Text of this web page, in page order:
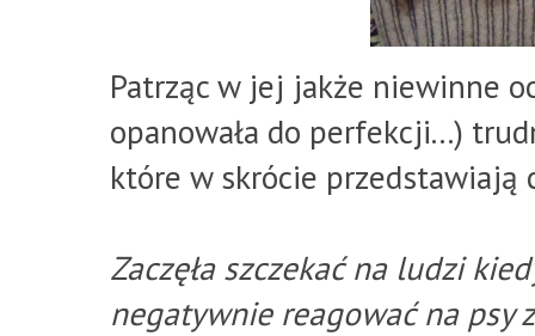
Patrząc w jej jakże niewinne
opanowała do perfekcji...)
które w skrócie przedstawiają
Zaczęła szczekać na ludzi
negatywnie reagować na psy